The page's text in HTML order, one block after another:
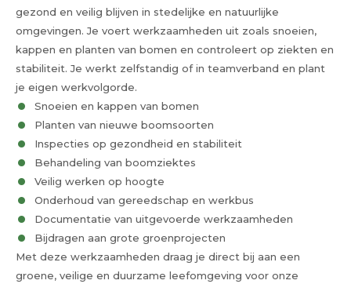
gezond en veilig blijven in stedelijke en natuurlijke
omgevingen. Je voert werkzaamheden uit zoals snoeien,
kappen en planten van bomen en controleert op ziekten en
stabiliteit. Je werkt zelfstandig of in teamverband en plant
je eigen werkvolgorde.
Snoeien en kappen van bomen
Planten van nieuwe boomsoorten
Inspecties op gezondheid en stabiliteit
Behandeling van boomziektes
Veilig werken op hoogte
Onderhoud van gereedschap en werkbus
Documentatie van uitgevoerde werkzaamheden
Bijdragen aan grote groenprojecten
Met deze werkzaamheden draag je direct bij aan een
groene, veilige en duurzame leefomgeving voor onze